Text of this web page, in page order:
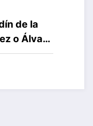
de la
o Álvaro